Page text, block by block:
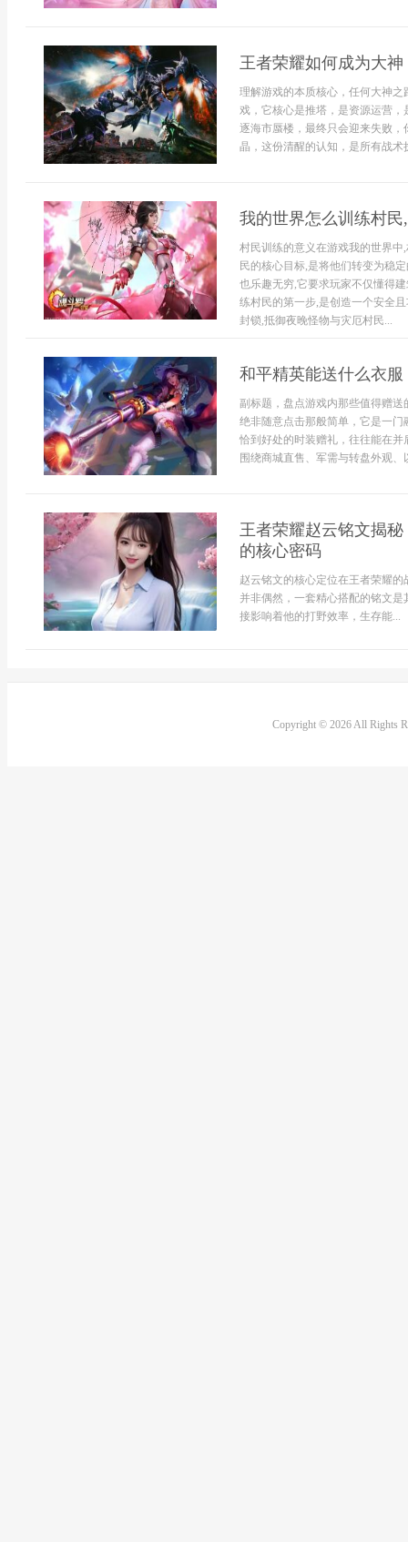
王者荣耀如何成为大
理解游戏的本质核心，任何大神
戏，它核心是推塔，是资源运营
逐海市蜃楼，最终只会迎来失败
晶，这份清醒的认知，是所有战术
我的世界怎么训练村
村民训练的意义在游戏我的世界
民的核心目标,是将他们转变为稳
也乐趣无穷,它要求玩家不仅懂得
练村民的第一步,是创造一个安全
封锁,抵御夜晚怪物与灾厄村民...
和平精英能送什么衣
副标题，盘点游戏内那些值得赠
绝非随意点击那般简单，它是一
恰到好处的时装赠礼，往往能在
围绕商城直售、军需与转盘外观、
王者荣耀赵云铭文揭
的核心密码
赵云铭文的核心定位在王者荣耀
并非偶然，一套精心搭配的铭文
接影响着他的打野效率，生存能...
Copyright © 2026 All Rights